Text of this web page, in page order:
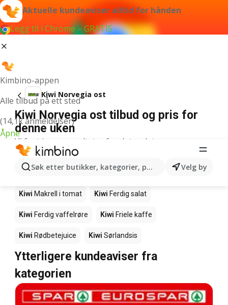
Aktuelle kundeaviser alltid for hånden
Legg til i Chrome – GRATIS
Kimbino-appen
Alle tilbud på ett sted
(14,1k anmeldelser)
Åpne
Søk etter butikker, kategorier, produkter...Velg by
Kiwi Norvegia ost
Kiwi Norvegia ost tilbud og pris for
denne uken
Vi fant ingen resultater for det ordet.
Andre produkter i butikkene Kiwi
Kiwi Fårikålkjøtt
Kiwi Makrell i tomat Kiwi Ferdig salat
Kiwi Ferdig vaffelrøre Kiwi Friele kaffe
Kiwi Rødbetejuice Kiwi Sørlandsis
Ytterligere kundeaviser fra
kategorien